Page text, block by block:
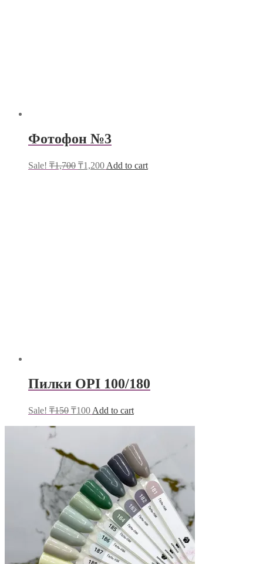
Фотофон №3
Sale! ₸1,700 ₸1,200 Add to cart
Пилки OPI 100/180
Sale! ₸150 ₸100 Add to cart